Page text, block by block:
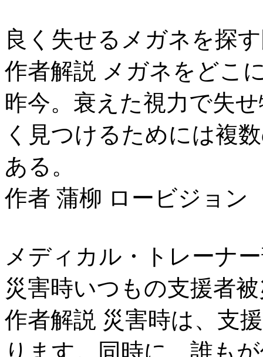
良く失せるメガネを探
作者解説 メガネをどこ
昨今。衰えた視力で失
く見つけるためには複
ある。
作者 蒲柳 ロービジョン
メディカル・トレーナ
災害時いつもの支援者
作者解説 災害時は、支
ります。同時に、誰も